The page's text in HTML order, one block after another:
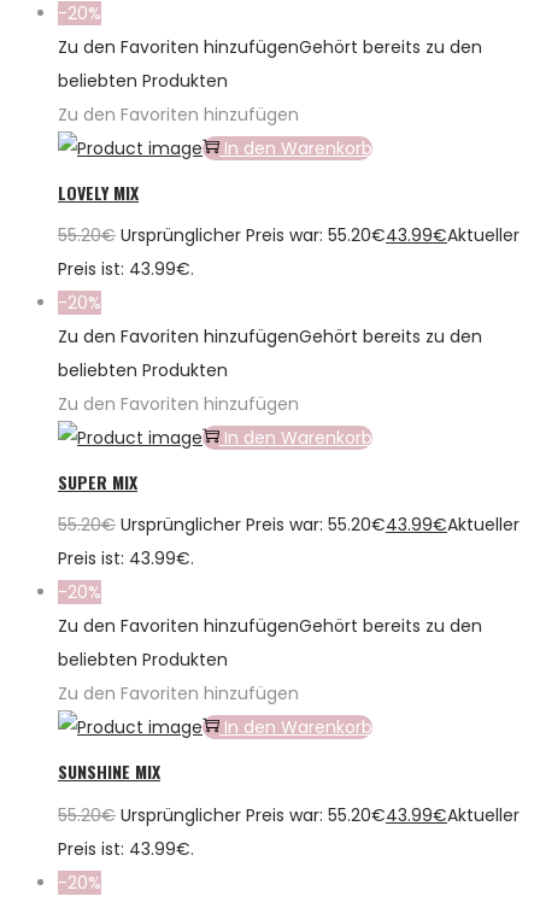
-20%
Zu den Favoriten hinzufügenGehört bereits zu den
beliebten Produkten
Zu den Favoriten hinzufügen
In den Warenkorb
LOVELY MIX
55.20€ Ursprünglicher Preis war: 55.20€43.99€Aktueller
Preis ist: 43.99€.
-20%
Zu den Favoriten hinzufügenGehört bereits zu den
beliebten Produkten
Zu den Favoriten hinzufügen
In den Warenkorb
SUPER MIX
55.20€ Ursprünglicher Preis war: 55.20€43.99€Aktueller
Preis ist: 43.99€.
-20%
Zu den Favoriten hinzufügenGehört bereits zu den
beliebten Produkten
Zu den Favoriten hinzufügen
In den Warenkorb
SUNSHINE MIX
55.20€ Ursprünglicher Preis war: 55.20€43.99€Aktueller
Preis ist: 43.99€.
-20%